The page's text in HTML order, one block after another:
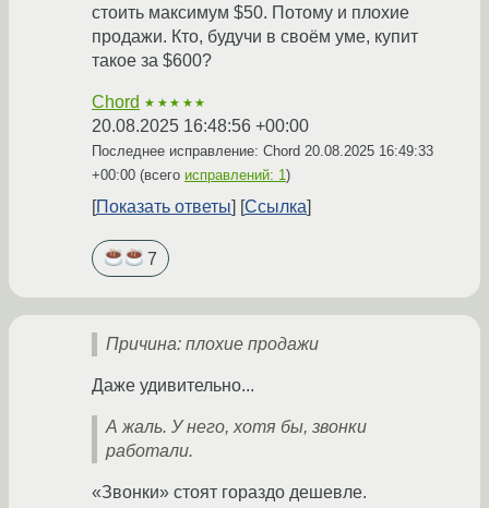
стоить максимум $50. Потому и плохие
продажи. Кто, будучи в своём уме, купит
такое за $600?
Chord ★★★★★
20.08.2025 16:48:56 +00:00
Последнее исправление: Chord 20.08.2025 16:49:33
+00:00 (всего исправлений: 1)
Показать ответы Ссылка
7
Причина: плохие продажи
Даже удивительно...
А жаль. У него, хотя бы, звонки
работали.
«Звонки» стоят гораздо дешевле.